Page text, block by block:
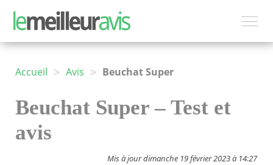
Accueil > Avis > Beuchat Super
Beuchat Super – Test et
avis
Mis à jour dimanche 19 février 2023 à 14:27